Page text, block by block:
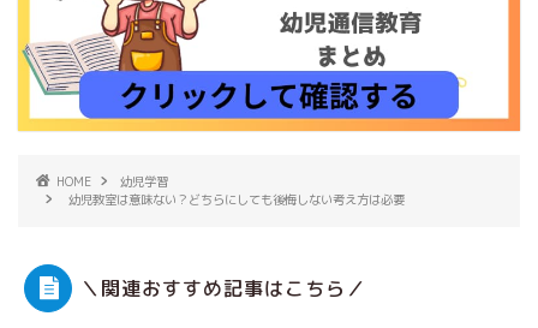
HOME
幼児学習
幼児教室は意味ない？どちらにしても後悔しない考え方は必要
＼関連おすすめ記事はこちら／